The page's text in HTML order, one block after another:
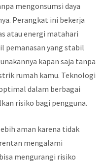
mengonsumsi daya
Perangkat ini bekerja
atau energi matahari
pemanasan yang stabil
kapan saja tanpa
rumah kamu. Teknologi
dalam berbagai
risiko bagi pengguna.
aman karena tidak
mengalami
mengurangi risiko